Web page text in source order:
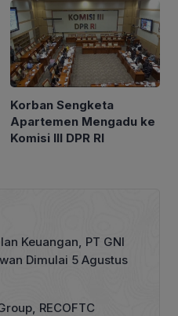
Korban Sengketa
Apartemen Mengadu ke
Komisi III DPR RI
Keuangan, PT GNI
Dimulai 5 Agustus
RECOFTC